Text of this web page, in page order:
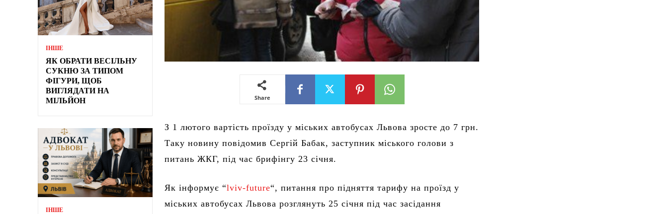
ІНШЕ
ЯК ОБРАТИ ВЕСІЛЬНУ
СУКНЮ ЗА ТИПОМ
ФІГУРИ, ЩОБ
ВИГЛЯДАТИ НА
МІЛЬЙОН
ІНШЕ
Share
З 1 лютого вартість проїзду у міських автобусах Львова зросте до 7 грн.
Таку новину повідомив Сергій Бабак, заступник міського голови з
питань ЖКГ, під час брифінгу 23 січня.
Як інформує “lviv-future“, питання про підняття тарифу на проїзд у
міських автобусах Львова розглянуть 25 січня під час засідання